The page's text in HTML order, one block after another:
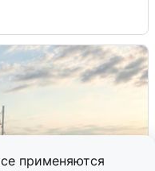
применяются